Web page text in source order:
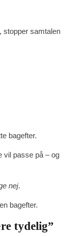
stopper samtalen
bagefter.
vil passe på – og
nej.
bagefter.
tydelig”